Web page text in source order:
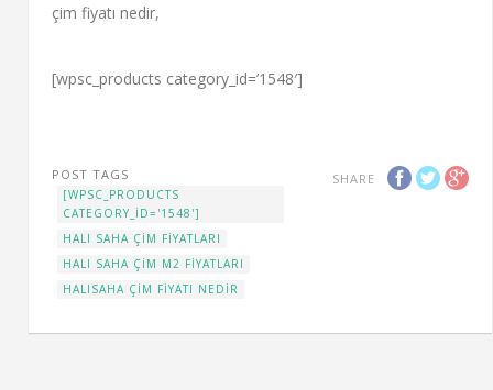
çim fiyatı nedir,
[wpsc_products category_id=’1548′]
SHARE
POST TAGS
[WPSC_PRODUCTS
CATEGORY_ID='1548']
HALI SAHA ÇIM FIYATLARI
HALI SAHA ÇIM M2 FIYATLARI
HALISAHA ÇIM FIYATI NEDIR